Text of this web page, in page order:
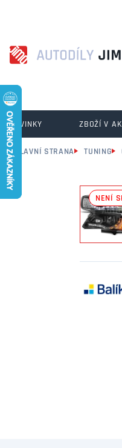
NOVINKY ZBOŽÍ V
HLAVNÍ STRANA TUNING
NENÍ